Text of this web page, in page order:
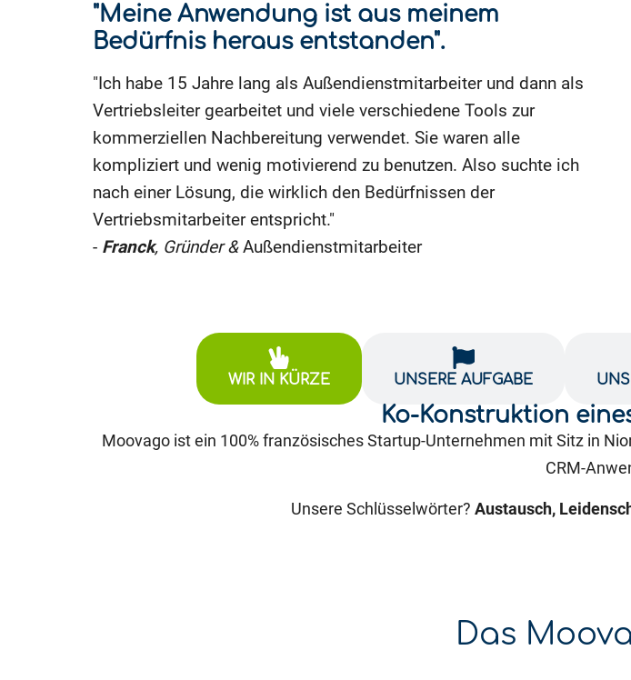
"Meine Anwendung ist aus meinem
Bedürfnis heraus entstanden".
"Ich habe 15 Jahre lang als Außendienstmitarbeiter und dann als
Vertriebsleiter gearbeitet und viele verschiedene Tools zur
kommerziellen Nachbereitung verwendet. Sie waren alle
kompliziert und wenig motivierend zu benutzen. Also suchte ich
nach einer Lösung, die wirklich den Bedürfnissen der
Vertriebsmitarbeiter entspricht."
- Franck, Gründer &Außendienstmitarbeiter
WIR IN KÜRZE UNSERE AUFGABE
Ko-Konstruktion
Moovago ist ein 100% französisches Startup-Unternehmen mit Sitz in
CRM-
Unsere Schlüsselwörter? Austausch,
Das